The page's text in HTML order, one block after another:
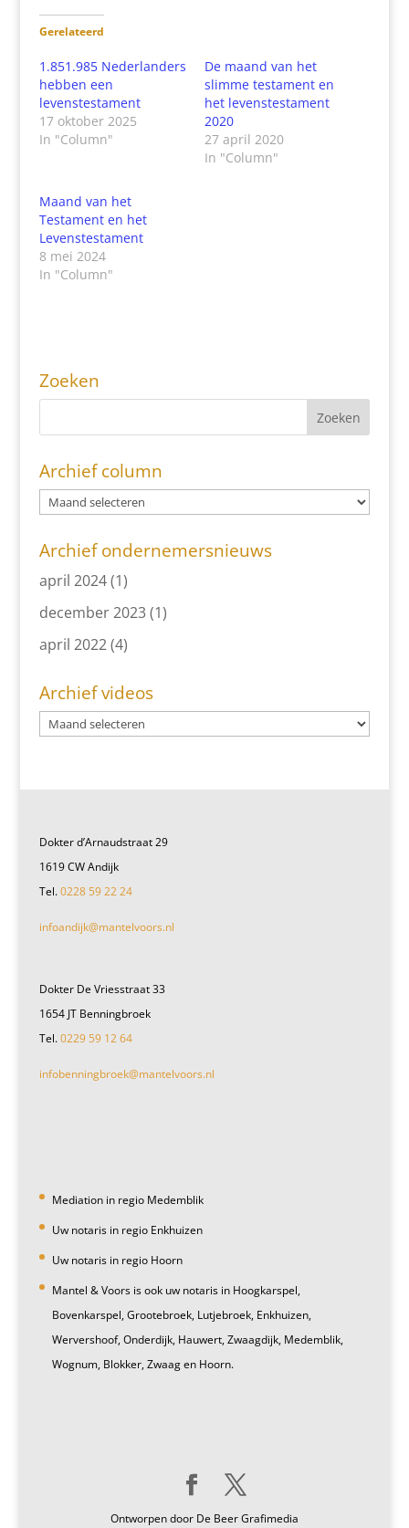
Gerelateerd
1.851.985 Nederlanders
hebben een
levenstestament
17 oktober 2025
In "Column"
De maand van het
slimme testament en
het levenstestament
2020
27 april 2020
In "Column"
Maand van het
Testament en het
Levenstestament
8 mei 2024
In "Column"
Zoeken
Archief column
Archief ondernemersnieuws
april 2024(1)
december 2023(1)
april 2022(4)
Archief videos
Dokter d’Arnaudstraat 29
1619 CW Andijk
Tel.0228 59 22 24
infoandijk@mantelvoors.nl
Dokter De Vriesstraat 33
1654 JT Benningbroek
Tel.0229 59 12 64
infobenningbroek@mantelvoors.nl
Mediation in regio Medemblik
Uw notaris in regio Enkhuizen
Uw notaris in regio Hoorn
Mantel & Voors is ook uw notaris in Hoogkarspel,
Bovenkarspel, Grootebroek, Lutjebroek, Enkhuizen,
Wervershoof, Onderdijk, Hauwert, Zwaagdijk, Medemblik,
Wognum, Blokker, Zwaag en Hoorn.
Ontworpen door De Beer Grafimedia